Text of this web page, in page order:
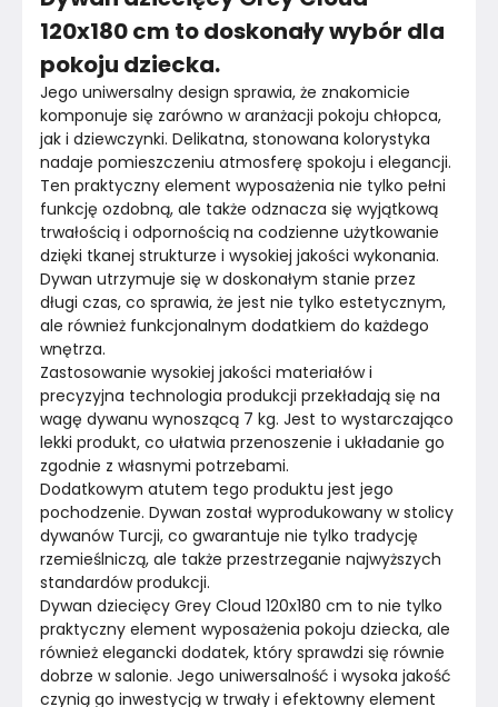
Kolor
Marka
Montaż Złożony
120x180 cm to doskonały wybór dla
pokoju dziecka.
Jego uniwersalny design sprawia, że znakomicie
komponuje się zarówno w aranżacji pokoju chłopca,
jak i dziewczynki. Delikatna, stonowana kolorystyka
nadaje pomieszczeniu atmosferę spokoju i elegancji.
Ten praktyczny element wyposażenia nie tylko pełni
funkcję ozdobną, ale także odznacza się wyjątkową
trwałością i odpornością na codzienne użytkowanie
dzięki tkanej strukturze i wysokiej jakości wykonania.
Dywan utrzymuje się w doskonałym stanie przez
długi czas, co sprawia, że jest nie tylko estetycznym,
ale również funkcjonalnym dodatkiem do każdego
wnętrza.
Zastosowanie wysokiej jakości materiałów i
precyzyjna technologia produkcji przekładają się na
wagę dywanu wynoszącą 7 kg. Jest to wystarczająco
lekki produkt, co ułatwia przenoszenie i układanie go
zgodnie z własnymi potrzebami.
Dodatkowym atutem tego produktu jest jego
pochodzenie. Dywan został wyprodukowany w stolicy
dywanów Turcji, co gwarantuje nie tylko tradycję
rzemieślniczą, ale także przestrzeganie najwyższych
standardów produkcji.
Dywan dziecięcy Grey Cloud 120x180 cm to nie tylko
praktyczny element wyposażenia pokoju dziecka, ale
również elegancki dodatek, który sprawdzi się równie
dobrze w salonie. Jego uniwersalność i wysoka jakość
czynią go inwestycją w trwały i efektowny element